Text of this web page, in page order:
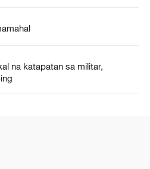
na katapatan sa militar,